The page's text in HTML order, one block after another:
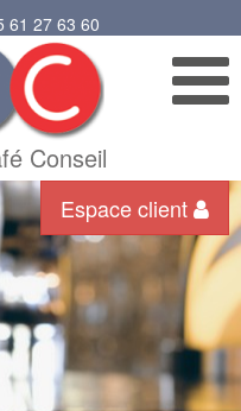
61 27 63 60
Conseil
Espace client